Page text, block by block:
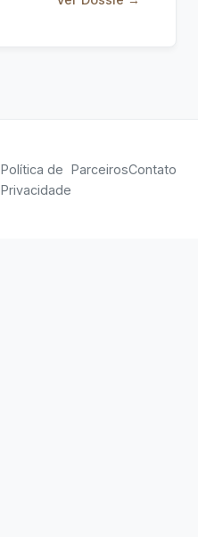
Política de
Privacidade
ParceirosContato